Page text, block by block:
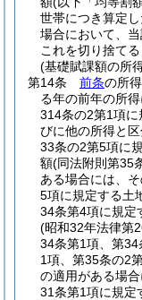
世帯につき算定
場合において、
これを切り捨てる
(基礎賦課額の所
第14条
前条の所
る年の前年の所
314条の2第1項に
びに他の所得と
33条の2第5項に
額(同法附則第35
ある場合には、
5項に規定する土
34条第4項に規定
(昭和32年法律第
34条第1項、第
1項、第35条の2
の適用がある場
31条第1項に規定